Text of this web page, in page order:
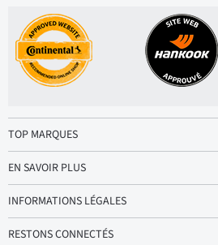
TOP MARQUES
EN SAVOIR PLUS
INFORMATIONS LÉGALES
RESTONS CONNECTÉS